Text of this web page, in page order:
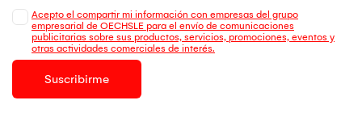
Acepto el compartir mi información con empresas del grupo
empresarial de OECHSLE para el envío de comunicaciones
publicitarias sobre sus productos, servicios, promociones, eventos y
otras actividades comerciales de interés.
Suscribirme